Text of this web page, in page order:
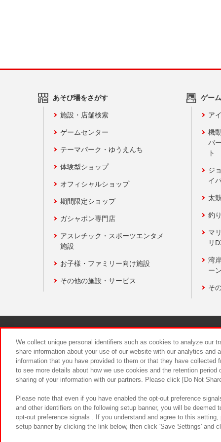
あそび場をさがす
施設・店舗検索
ゲームセンター
テーマパーク・ゆうえんち
体験型ショップ
オフィシャルショップ
期間限定ショップ
ガシャポン専門店
アスレチック・スポーツエンタメ
施設
お子様・ファミリー向け施設
その他の施設・サービス
ゲー
ア
機
バ
ト
ジ
イ
太
釣
マ
リ
湾
ー
そ
食品のご
We collect unique personal identifiers such as cookies to analyze our
share information about your use of our website with our analytics and
information that you have provided to them or that they have
to see more details about how we use cookies and the retention
sharing of your information with our partners. Please click [Do Not
Please note that even if you have enabled the opt-out preference
and other identifiers on the following setup banner, you will be
opt-out preference signals . If you understand and agree to this
setup banner by clicking the link below, then click 'Save Settings' and